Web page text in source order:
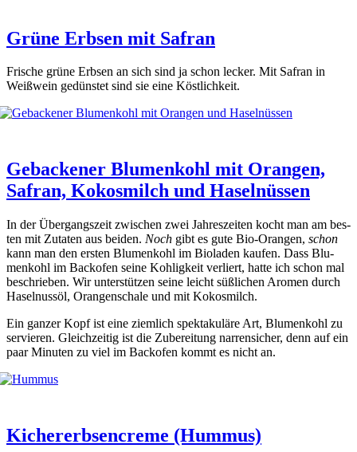
Grüne Erbsen mit Safran
Fri­sche grü­ne Erb­sen an sich sind ja schon lecker. Mit Safran in
Weiß­wein gedüns­tet sind sie eine Köst­lich­keit.
Gebackener Blumenkohl mit Orangen,
Safran, Kokosmilch und Haselnüssen
In der Über­gangs­zeit zwi­schen zwei Jah­res­zei­ten kocht man am bes­
ten mit Zuta­ten aus bei­den. Noch gibt es gute Bio-Oran­gen, schon
kann man den ers­ten Blu­men­kohl im Bio­la­den kau­fen. Dass Blu­
men­kohl im Back­ofen sei­ne Koh­lig­keit ver­liert, hat­te ich schon mal
beschrie­ben. Wir unter­stüt­zen sei­ne leicht süß­li­chen Aro­men durch
Hasel­nuss­öl, Oran­gen­scha­le und mit Kokos­milch.
Ein gan­zer Kopf ist eine ziem­lich spek­ta­ku­lä­re Art, Blu­men­kohl zu
ser­vie­ren. Gleich­zei­tig ist die Zube­rei­tung nar­ren­si­cher, denn auf ein
paar Minu­ten zu viel im Back­ofen kommt es nicht an.
Kichererbsencreme (Hummus)